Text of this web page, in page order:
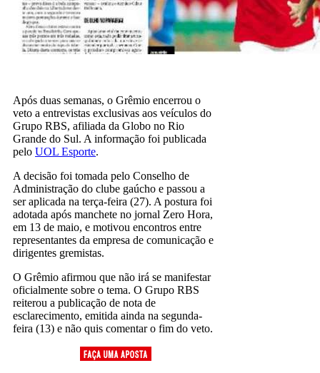
Após duas semanas, o Grêmio encerrou o
veto a entrevistas exclusivas aos veículos do
Grupo RBS, afiliada da Globo no Rio
Grande do Sul. A informação foi publicada
pelo UOL Esporte.
A decisão foi tomada pelo Conselho de
Administração do clube gaúcho e passou a
ser aplicada na terça-feira (27). A postura foi
adotada após manchete no jornal Zero Hora,
em 13 de maio, e motivou encontros entre
representantes da empresa de comunicação e
dirigentes gremistas.
O Grêmio afirmou que não irá se manifestar
oficialmente sobre o tema. O Grupo RBS
reiterou a publicação de nota de
esclarecimento, emitida ainda na segunda-
feira (13) e não quis comentar o fim do veto.